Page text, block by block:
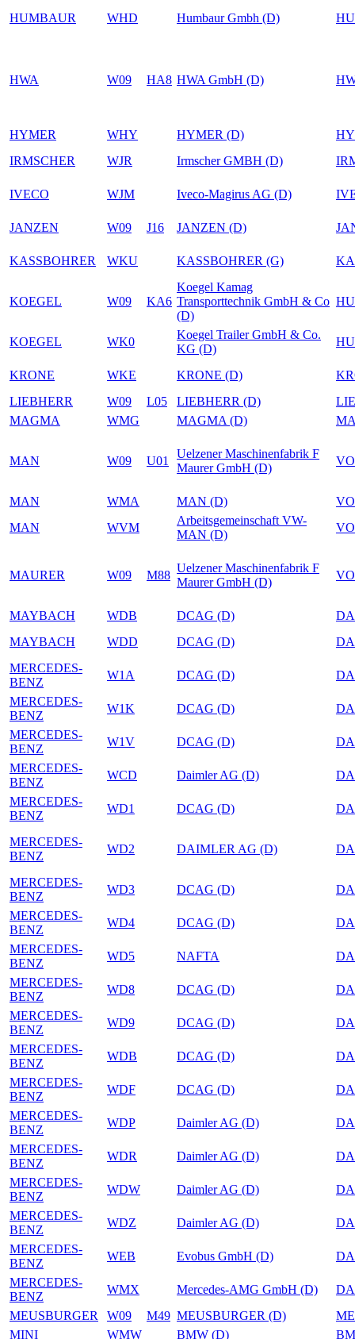
HUMBAUR
WHD Humbaur Gmbh (D)
HWA W09 HA8 HWA GmbH (D)
HYMER WHY HYMER (D)
IRMSCHER
WJR Irmscher GMBH (D)
IVECO WJM Iveco-Magirus AG (D)
JANZEN W09 J16 JANZEN (D)
KASSBOHRER WKU KASSBOHRER (G)
KOEGEL W09 KA6
Koegel Kamag
Transporttechnik GmbH & Co
(D)
KOEGEL WK0
Koegel Trailer GmbH & Co.
KG (D)
KRONE WKE KRONE (D)
LIEBHERR
W09 L05 LIEBHERR (D)
MAGMA
WMG MAGMA (D)
MAN W09 U01
Uelzener Maschinenfabrik F
Maurer GmbH (D)
MAN WMA MAN (D)
MAN
WVM
Arbeitsgemeinschaft VW-
MAN (D)
MAURER W09 M88
Uelzener Maschinenfabrik F
Maurer GmbH (D)
MAYBACH WDB DCAG (D)
MAYBACH
WDD DCAG (D)
MERCEDES-
BENZ
W1A DCAG (D)
MERCEDES-
BENZ
W1K DCAG (D)
MERCEDES-
BENZ
W1V DCAG (D)
MERCEDES-
BENZ
WCD Daimler AG (D)
MERCEDES-
BENZ
WD1 DCAG (D)
MERCEDES-
BENZ
WD2 DAIMLER AG (D)
MERCEDES-
BENZ
WD3 DCAG (D)
MERCEDES-
BENZ
WD4 DCAG (D)
MERCEDES-
BENZ
WD5 NAFTA
MERCEDES-
BENZ
WD8 DCAG (D)
MERCEDES-
BENZ
WD9 DCAG (D)
MERCEDES-
BENZ
WDB DCAG (D)
MERCEDES-
BENZ
WDF DCAG (D)
MERCEDES-
BENZ
WDP Daimler AG (D)
MERCEDES-
BENZ
WDR Daimler AG (D)
MERCEDES-
BENZ
WDW Daimler AG (D)
MERCEDES-
BENZ
WDZ Daimler AG (D)
MERCEDES-
BENZ
WEB Evobus GmbH (D)
MERCEDES-
BENZ
WMX Mercedes-AMG GmbH (D)
MEUSBURGER
W09 M49 MEUSBURGER (D)
MINI
WMW BMW (D)